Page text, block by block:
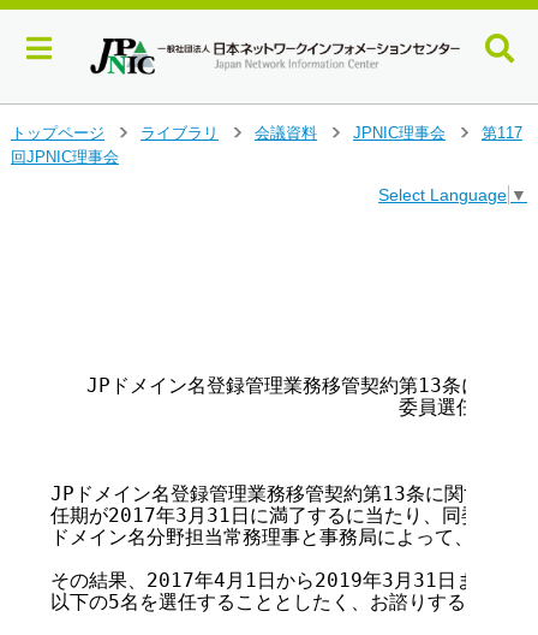
イ
トップページ
>
ライブラリ
会議資料
JPNIC理事会
第117
回JPNIC理事会
Select Language ▼
JPドメイン名登録管理業務移管契約第13条に関す
                             委員選任の件
JPドメイン名登録管理業務移管契約第13条に関する有
任期が2017年3月31日に満了するに当たり、同委員会
ドメイン名分野担当常務理事と事務局によって、人選
その結果、2017年4月1日から2019年3月31日までを任
以下の5名を選任することとしたく、お諮りする。